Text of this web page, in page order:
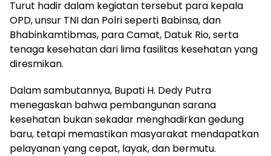
Turut hadir dalam kegiatan tersebut para kepala
OPD, unsur TNI dan Polri seperti Babinsa, dan
Bhabinkamtibmas, para Camat, Datuk Rio, serta
tenaga kesehatan dari lima fasilitas kesehatan yang
diresmikan.
Dalam sambutannya, Bupati H. Dedy Putra
menegaskan bahwa pembangunan sarana
kesehatan bukan sekadar menghadirkan gedung
baru, tetapi memastikan masyarakat mendapatkan
pelayanan yang cepat, layak, dan bermutu.